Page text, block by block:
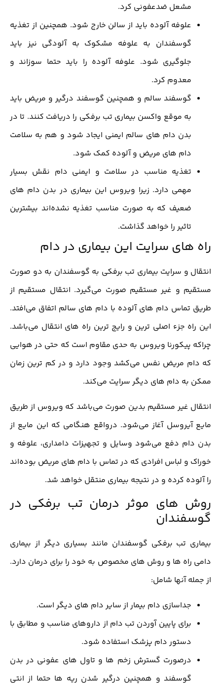
مشعل ضدعفونی کرد.
علوفه آلوده باید از سالن خارج شود. همچنین از تغذیه
گوسفندان به علوفه مشکوک به آلودگی نیز باید
جلوگیری شود. علوفه آلوده را باید حتما سوزاند و
معدوم کرد.
گوسفند سالم و همچنین گوسفند درگیر و مریض باید
به موقع واکسن بیماری تب برفکی را دریافت کنند. تا در
بدن دام های سالم ایمنی ایجاد شود و هم به سلامت
دام های مریض و آلوده کمک شود.
تغذیه مناسب در سلامت و ایمنی دام نقش بسیار
مهمی دارد. زیرا ویروس این بیماری در بدن دام های
ضعیف که به صورت مناسب تغذیه نشده‌اند بیشترین
تاثیر را خواهد گذاشت.
راه های سرایت این بیماری در دام
انتقال و سرایت بیماری تب برفکی به گوسفندان به دو صورت
مستقیم و غیر مستقیم صورت می‌گیرد. انتقال مستقیم از
طریق تماس دام های آلوده با دام های سالم اتفاق می‌افتد.
این راه جزء اصلی ترین و رایج ترین راه های انتقال می‌باشد.
چراکه پیکورنا ویروس به حدی مقاوم است که حتی در هوایی
که دام مریض نفس می‌کشد وجود دارد و در کم ترین زمان
ممکن به دام های دیگر سرایت می‌کند.
انتقال غیر مستقیم بدین صورت می‌باشد که ویروس از طریق
مایع آیروسل آغاز می‌شود. درواقع هنگامی که این مایع از
بدن دام دفع می‌شود وسایل و تجهیزات دامداری، علوفه و
خوراک و لباس افرادی که در تماس با دام های مریض بوده‌اند
را آلوده کرده و در نتیجه بیماری منتقل خواهد شد.
روش های موثر درمان تب برفکی در
گوسفندان
بیماری تب برفکی گوسفندان مانند بسیاری دیگر از بیماری
دامی راه ها و روش های مخصوص به خود را برای درمان دارد.
از جمله آنها شامل:
جداسازی دام بیمار از سایر دام های دیگر است.
برای پایین آوردن تب دام از داروهای مناسب و مطابق با
دستور دام پزشک استفاده شود.
درصورت گسترش زخم ها و تاول های عفونی در بدن
گوسفند و همچنین درگیر شدن ریه ها حتما از انتی